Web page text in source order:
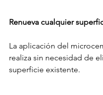
Renueva cualquier
La aplicación del
realiza sin necesidad de
superficie existente.